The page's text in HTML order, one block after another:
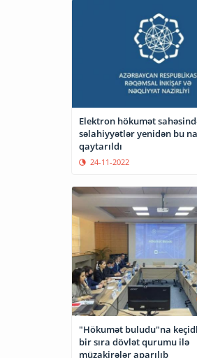
Elektron hökumət
səlahiyyətlər yenidən bu
qaytarıldı
24-11-2022
"Hökumət buludu"na
bir sıra dövlət qurumu ilə
müzakirələr aparılıb